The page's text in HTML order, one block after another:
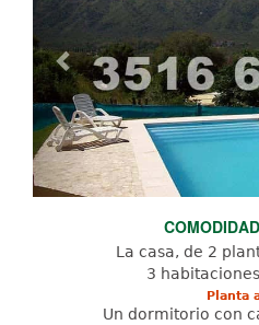
La casa, de 2
3
Planta
Un dormitorio con